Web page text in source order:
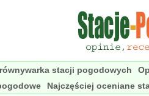
stacji pogodowych
Najczęściej oceniane